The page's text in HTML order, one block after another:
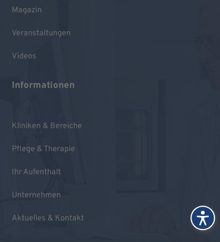
Magazin
Veranstaltungen
Videos
Informationen
Kliniken & Bereiche
Pflege & Therapie
Ihr Aufenthalt
Unternehmen
Aktuelles & Kontakt